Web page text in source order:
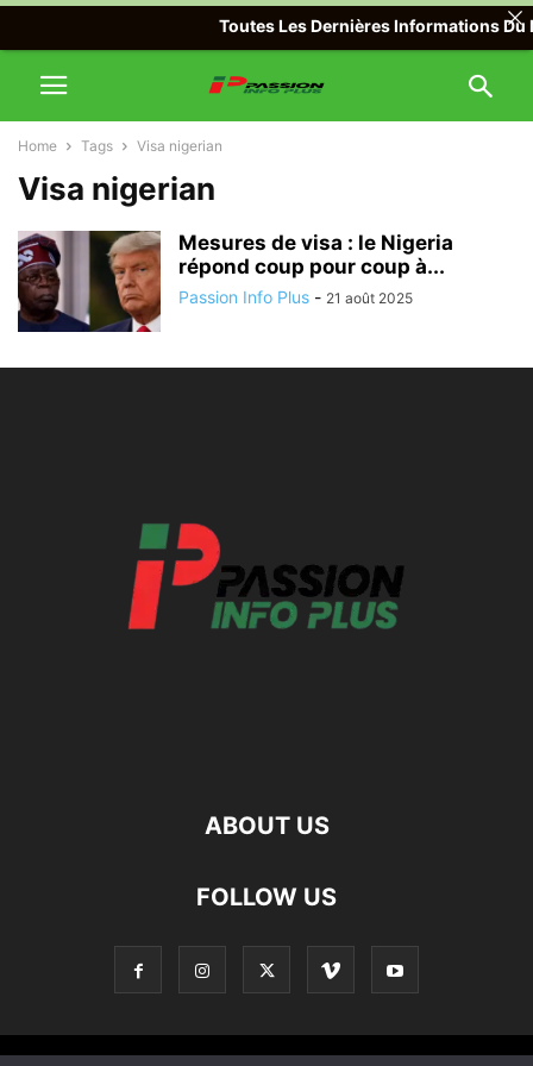
Home Tags Visa nigerian
Visa nigerian
Mesures de visa : le Nigeria
répond coup pour coup à...
Passion Info Plus - 21 août 2025
ABOUT US
FOLLOW US
Toutes Les Dernières Informations